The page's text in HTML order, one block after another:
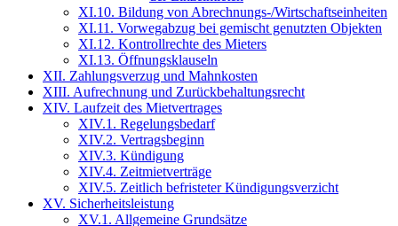
XI.10. Bildung von Abrechnungs-/Wirtschaftseinheiten
XI.11. Vorwegabzug bei gemischt genutzten Objekten
XI.12. Kontrollrechte des Mieters
XI.13. Öffnungsklauseln
XII. Zahlungsverzug und Mahnkosten
XIII. Aufrechnung und Zurückbehaltungsrecht
XIV. Laufzeit des Mietvertrages
XIV.1. Regelungsbedarf
XIV.2. Vertragsbeginn
XIV.3. Kündigung
XIV.4. Zeitmietverträge
XIV.5. Zeitlich befristeter Kündigungsverzicht
XV. Sicherheitsleistung
XV.1. Allgemeine Grundsätze